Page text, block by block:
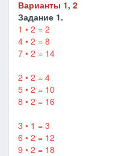
Варианты 1, 2
Задание 1.
1 • 2 = 2
4 • 2 = 8
7 • 2 = 14
2 • 2 = 4
5 • 2 = 10
8 • 2 = 16
3 • 1 = 3
6 • 2 = 12
9 • 2 = 18